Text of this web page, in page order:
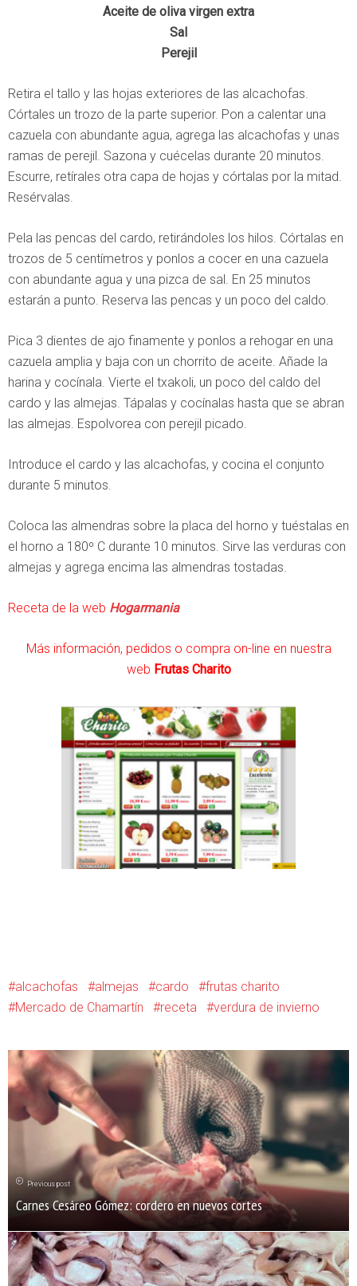
Aceite de oliva virgen extra
Sal
Perejil
Retira el tallo y las hojas exteriores de las alcachofas.
Córtales un trozo de la parte superior. Pon a calentar una
cazuela con abundante agua, agrega las alcachofas y unas
ramas de perejil. Sazona y cuécelas durante 20 minutos.
Escurre, retírales otra capa de hojas y córtalas por la mitad.
Resérvalas.
Pela las pencas del cardo, retirándoles los hilos. Córtalas en
trozos de 5 centímetros y ponlos a cocer en una cazuela
con abundante agua y una pizca de sal. En 25 minutos
estarán a punto. Reserva las pencas y un poco del caldo.
Pica 3 dientes de ajo finamente y ponlos a rehogar en una
cazuela amplia y baja con un chorrito de aceite. Añade la
harina y cocínala. Vierte el txakoli, un poco del caldo del
cardo y las almejas. Tápalas y cocínalas hasta que se abran
las almejas. Espolvorea con perejil picado.
Introduce el cardo y las alcachofas, y cocina el conjunto
durante 5 minutos.
Coloca las almendras sobre la placa del horno y tuéstalas en
el horno a 180º C durante 10 minutos. Sirve las verduras con
almejas y agrega encima las almendras tostadas.
Receta de la web Hogarmania
Más información, pedidos o compra on-line en nuestra
web Frutas Charito
alcachofas almejas cardo
frutas charito
Mercado de Chamartín
receta verdura de invierno
Previous post
Carnes Cesáreo Gómez: cordero en nuevos cortes